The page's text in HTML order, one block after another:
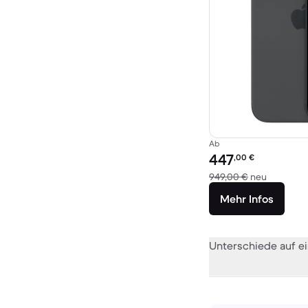
Ab
Preis des erneuerten
447,00 €
949,00 € neu
Mehr Infos
Unterschiede auf